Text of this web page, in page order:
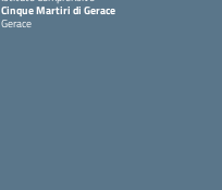
Cinque Martiri di Gerace
Gerace